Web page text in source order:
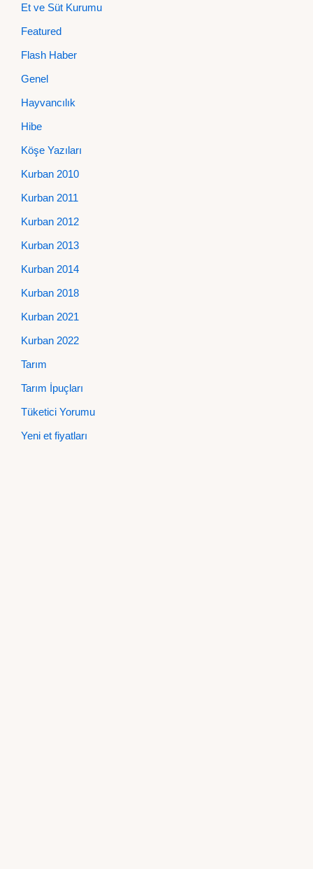
Et ve Süt Kurumu
Featured
Flash Haber
Genel
Hayvancılık
Hibe
Köşe Yazıları
Kurban 2010
Kurban 2011
Kurban 2012
Kurban 2013
Kurban 2014
Kurban 2018
Kurban 2021
Kurban 2022
Tarım
Tarım İpuçları
Tüketici Yorumu
Yeni et fiyatları